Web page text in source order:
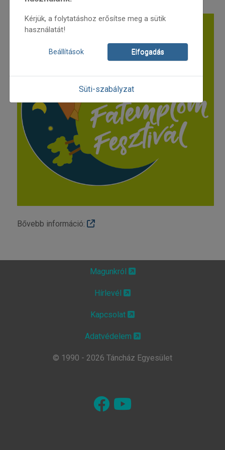
Bővebb információ:
Kérjük, a folytatáshoz erősítse meg a sütik
használatát!
Beállítások Elfogadás
Süti-szabályzat
Magunkról
Hírlevél
Kapcsolat
Adatvédelem
© 1990 - 2026 Táncház Egyesület